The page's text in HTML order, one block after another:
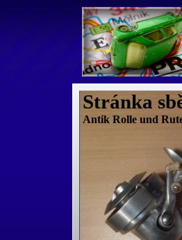
Stránka
Antik Rolle und